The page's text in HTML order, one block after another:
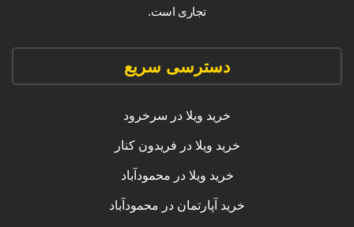
تجاری است.
دسترسی سریع
خرید ویلا در سرخرود
خرید ویلا در فریدون کنار
خرید ویلا در محمودآباد
خرید آپارتمان در محمودآباد